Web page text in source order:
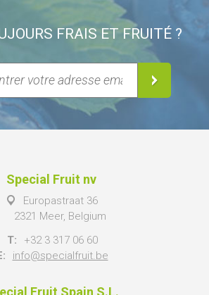
FRAIS ET FRUITÉ ?
Special Fruit nv
Europastraat 36
2321 Meer, Belgium
T:
+32 3 317 06 60
info@specialfruit.be